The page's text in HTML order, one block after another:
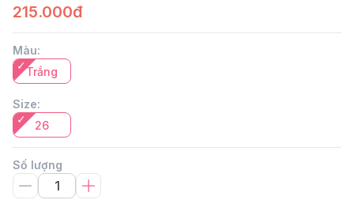
215.000đ
Màu:
Trắng
Size:
26
Số lượng